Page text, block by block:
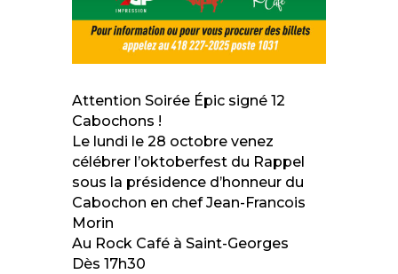
Attention Soirée Épic signé 12
Cabochons !
Le lundi le 28 octobre venez
célébrer l’oktoberfest du Rappel
sous la présidence d’honneur du
Cabochon en chef Jean-Francois
Morin
Au Rock Café à Saint-Georges
Dès 17h30